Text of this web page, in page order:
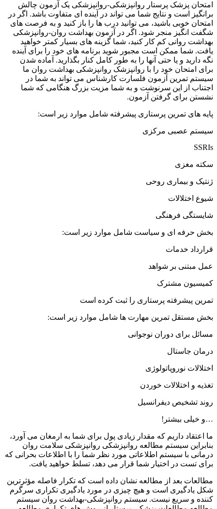
روانپزشکی-روانپزشکی یک آزمون چالش
شما می تواند در آینده ای متفاوت باشد. اگر در
می توانید درب ها را باز کنید و به فرصت های
شود. اگر در آزمون بهداشت روان-روانپزشکی
کار کنید، شما گزینه های بسیار کمتر خواهید
است مجبور شوید برنامه های خود را برای آینده
آنها را به طور کامل کنار بگذارید. آماده شدن
را با روانپزشک روانپزشکی بهداشت روان ما
فلسارت کارشناس می تواند به شما در
سرنوشت و به شما مزیت بزرگ هنگامی که شما
آزمون.
پرستاری پیشرفته شامل موارد زیر است:
مرکزی
روحی
سیاست شامل موارد زیر است:
پرستاری را ثبت کرده است
مهارت ها شامل موارد زیر است:
نوجوانی
خوردن
که مقدار زیادی پول برای شما به ارمغان می آورد،
مطالعه روانپزشکی روانپزشکی سلامت روان
اطلاعاتی مورد نظر شما را با اطلاعات بحرانی که
شما قرار می دهد، تسلط خواهید یافت.
مطالعه نشان داده است که تکرار فاصله مؤثرترین
و هیچ چیزی در مورد یادگیری تکراری سرگرم
نیست. سیستم روانپزشکی-بهداشت روان سیستم